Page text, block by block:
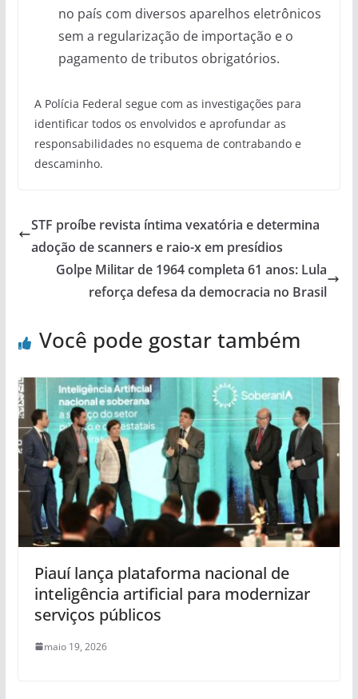
no país com diversos aparelhos eletrônicos
sem a regularização de importação e o
pagamento de tributos obrigatórios.
A Polícia Federal segue com as investigações para
identificar todos os envolvidos e aprofundar as
responsabilidades no esquema de contrabando e
descaminho.
STF proíbe revista íntima vexatória e determina
adoção de scanners e raio-x em presídios
Golpe Militar de 1964 completa 61 anos: Lula
reforça defesa da democracia no Brasil
Você pode gostar também
Piauí lança plataforma nacional de
inteligência artificial para modernizar
serviços públicos
maio 19, 2026